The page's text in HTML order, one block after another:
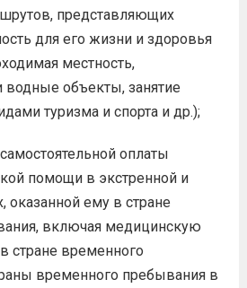
представляющих
для его жизни и здоровья
местность,
водные объекты, занятие
туризма и спорта и др.);
оплаты
помощи в экстренной и
оказанной ему в стране
включая медицинскую
стране временного
временного пребывания в